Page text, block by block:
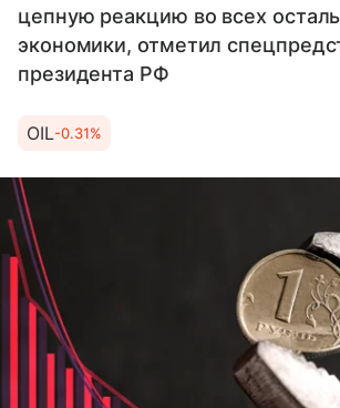
цепную реакцию во всех
экономики, отметил
президента РФ
OIL-0.31%